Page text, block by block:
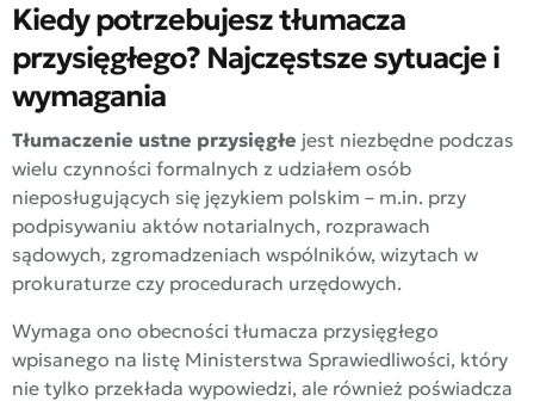
Kiedy potrzebujesz tłumacza
przysięgłego? Najczęstsze sytuacje i
wymagania
Tłumaczenie ustne przysięgłe jest niezbędne podczas
wielu czynności formalnych z udziałem osób
nieposługujących się językiem polskim – m.in. przy
podpisywaniu aktów notarialnych, rozprawach
sądowych, zgromadzeniach wspólników, wizytach w
prokuraturze czy procedurach urzędowych.
Wymaga ono obecności tłumacza przysięgłego
wpisanego na listę Ministerstwa Sprawiedliwości, który
nie tylko przekłada wypowiedzi, ale również poświadcza